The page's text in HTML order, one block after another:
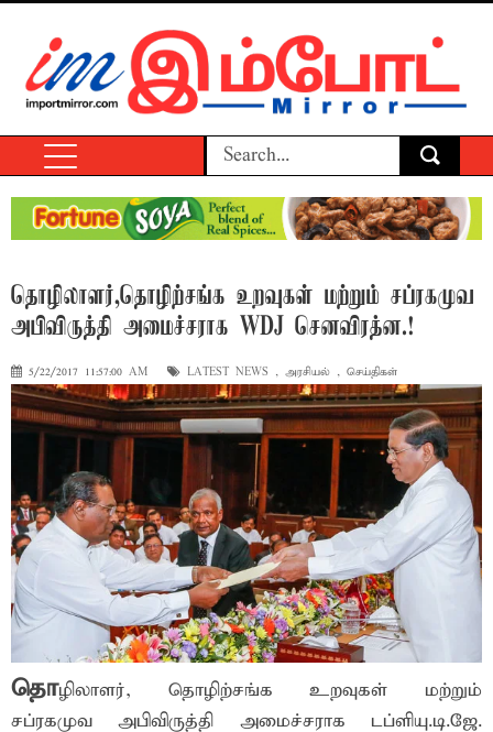
தொழிலாளர்,தொழிற்சங்க உறவுகள் மற்றும் சப்ரகமுவ
அபிவிருத்தி அமைச்சராக WDJ செனவிரத்ன.!
5/22/2017 11:57:00 AM LATEST NEWS , அரசியல் , செய்திகள்
தொழிலாளர், தொழிற்சங்க உறவுகள் மற்றும்
சப்ரகமுவ அபிவிருத்தி அமைச்சராக டப்ளியு.டி.ஜே.